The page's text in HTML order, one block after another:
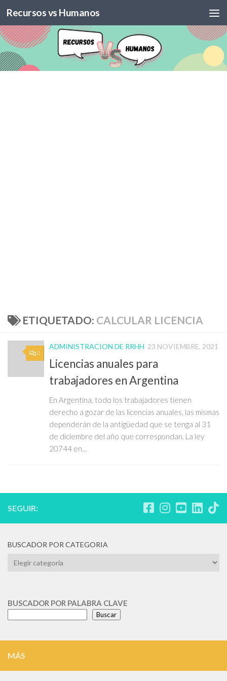
Skip to content
Recursos vs Humanos
ETIQUETADO: CALCULAR LICENCIA
0
ADMINISTRACION DE RRHH 23 NOVIEMBRE, 2021
Licencias anuales para
trabajadores en Argentina
En Argentina, todo los trabajadores tienen
derecho a gozar de las licencias anuales, las mismas
dependerán de la antigüedad que se tenga al 31
de diciembre del año que correspondan. La ley
20744 en...
SEGUIR:
BUSCADOR POR CATEGORIA
BUSCADOR
BUSCADOR POR PALABRA CLAVE
Buscar
MÁS